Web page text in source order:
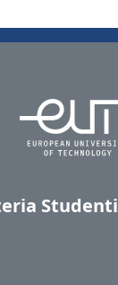
Studenti